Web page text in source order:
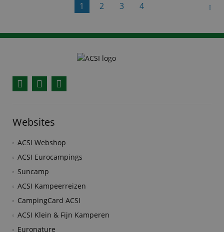
1 2 3 4
Websites
ACSI Webshop
ACSI Eurocampings
Suncamp
ACSI Kampeerreizen
CampingCard ACSI
ACSI Klein & Fijn Kamperen
Euronature